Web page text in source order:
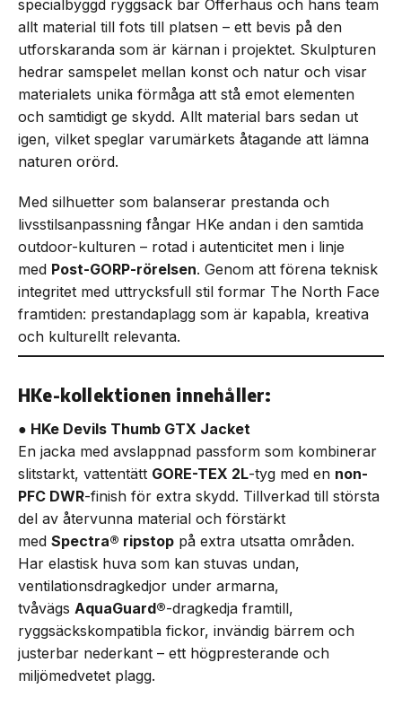
specialbyggd ryggsäck bar Offerhaus och hans team
allt material till fots till platsen – ett bevis på den
utforskaranda som är kärnan i projektet. Skulpturen
hedrar samspelet mellan konst och natur och visar
materialets unika förmåga att stå emot elementen
och samtidigt ge skydd. Allt material bars sedan ut
igen, vilket speglar varumärkets åtagande att lämna
naturen orörd.
Med silhuetter som balanserar prestanda och
livsstilsanpassning fångar HKe andan i den samtida
outdoor-kulturen – rotad i autenticitet men i linje
med Post-GORP-rörelsen. Genom att förena teknisk
integritet med uttrycksfull stil formar The North Face
framtiden: prestandaplagg som är kapabla, kreativa
och kulturellt relevanta.
HKe-kollektionen innehåller:
● HKe Devils Thumb GTX Jacket
En jacka med avslappnad passform som kombinerar
slitstarkt, vattentätt GORE-TEX 2L-tyg med en non-
PFC DWR-finish för extra skydd. Tillverkad till största
del av återvunna material och förstärkt
med Spectra® ripstop på extra utsatta områden.
Har elastisk huva som kan stuvas undan,
ventilationsdragkedjor under armarna,
tvåvägs AquaGuard®-dragkedja framtill,
ryggsäckskompatibla fickor, invändig bärrem och
justerbar nederkant – ett högpresterande och
miljömedvetet plagg.